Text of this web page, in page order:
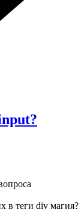
в теги div магия?